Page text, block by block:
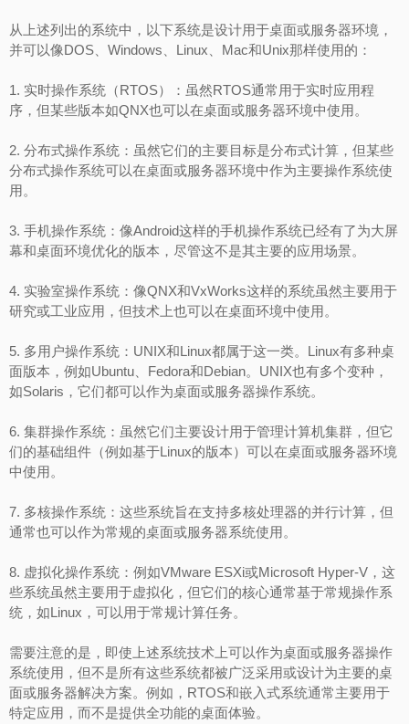
从上述列出的系统中，以下系统是设计用于桌面或服务器环境，
并可以像DOS、Windows、Linux、Mac和Unix那样使用的：
1. 实时操作系统（RTOS）：虽然RTOS通常用于实时应用程
序，但某些版本如QNX也可以在桌面或服务器环境中使用。
2. 分布式操作系统：虽然它们的主要目标是分布式计算，但某些
分布式操作系统可以在桌面或服务器环境中作为主要操作系统使
用。
3. 手机操作系统：像Android这样的手机操作系统已经有了为大屏
幕和桌面环境优化的版本，尽管这不是其主要的应用场景。
4. 实验室操作系统：像QNX和VxWorks这样的系统虽然主要用于
研究或工业应用，但技术上也可以在桌面环境中使用。
5. 多用户操作系统：UNIX和Linux都属于这一类。Linux有多种桌
面版本，例如Ubuntu、Fedora和Debian。UNIX也有多个变种，
如Solaris，它们都可以作为桌面或服务器操作系统。
6. 集群操作系统：虽然它们主要设计用于管理计算机集群，但它
们的基础组件（例如基于Linux的版本）可以在桌面或服务器环境
中使用。
7. 多核操作系统：这些系统旨在支持多核处理器的并行计算，但
通常也可以作为常规的桌面或服务器系统使用。
8. 虚拟化操作系统：例如VMware ESXi或Microsoft Hyper-V，这
些系统虽然主要用于虚拟化，但它们的核心通常基于常规操作系
统，如Linux，可以用于常规计算任务。
需要注意的是，即使上述系统技术上可以作为桌面或服务器操作
系统使用，但不是所有这些系统都被广泛采用或设计为主要的桌
面或服务器解决方案。例如，RTOS和嵌入式系统通常主要用于
特定应用，而不是提供全功能的桌面体验。